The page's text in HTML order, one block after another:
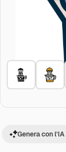
Genera con l'IA